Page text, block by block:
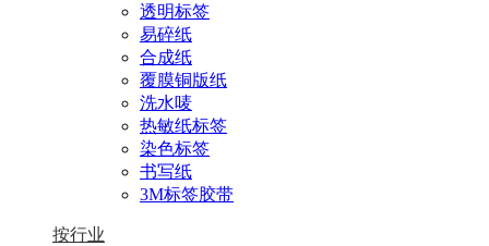
透明标签
易碎纸
合成纸
覆膜铜版纸
洗水唛
热敏纸标签
染色标签
书写纸
3M标签胶带
按行业